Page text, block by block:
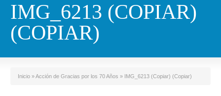
IMG_6213 (COPIAR)
(COPIAR)
Inicio »Acción de Gracias por los 70 Años » IMG_6213 (Copiar) (Copiar)